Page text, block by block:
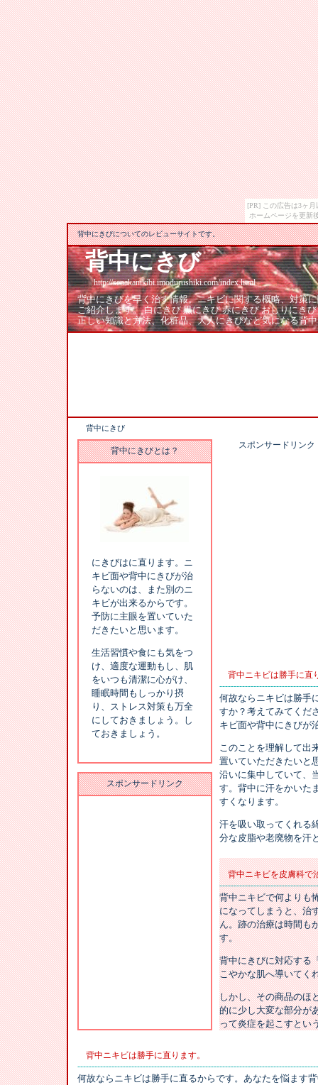
[PR] この広告は3ヶ
ホームページを更新
背中にきびについてのレビューサイトです。
背中にきび
http://senakanikibi.imodurushiki.com/index.html
背中にきびを早く治す情報。ニキビに関する概略、対策
ご紹介します。 白にきび 黒にきび 赤にきび おしりにき
正しい知識と方法、化粧品、大人にきびなど気になる背
背中にきび
背中にきびとは？
にきびはに直ります。ニ
キビ面や背中にきびが治
らないのは、また別のニ
キビが出来るからです。
予防に主眼を置いていた
だきたいと思います。
生活習慣や食にも気をつ
け、適度な運動もし、肌
をいつも清潔に心がけ、
睡眠時間もしっかり摂
り、ストレス対策も万全
にしておきましょう。し
ておきましょう。
スポンサードリンク
スポンサードリンク
背中ニキビは勝手に直
何故ならニキビは勝手
すか？考えてみてくだ
キビ面や背中にきびが
このことを理解して出
置いていただきたいと
沿いに集中していて、
す。背中に汗をかいた
すくなります。
汗を吸い取ってくれる
分な皮脂や老廃物を汗
背中ニキビを皮膚科で
背中ニキビで何よりも
になってしまうと、治
ん。跡の治療は時間も
す。
背中にきびに対応する
こやかな肌へ導いてく
しかし、その商品のほ
的に少し大変な部分が
って炎症を起こすとい
背中ニキビは勝手に直ります。
何故ならニキビは勝手に直るからです。あなたを悩ます